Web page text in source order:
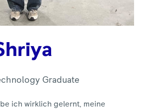
Graduate
ich wirklich gelernt, meine